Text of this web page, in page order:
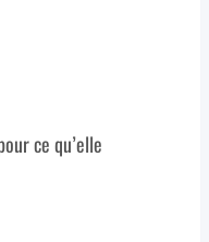
ce qu’elle